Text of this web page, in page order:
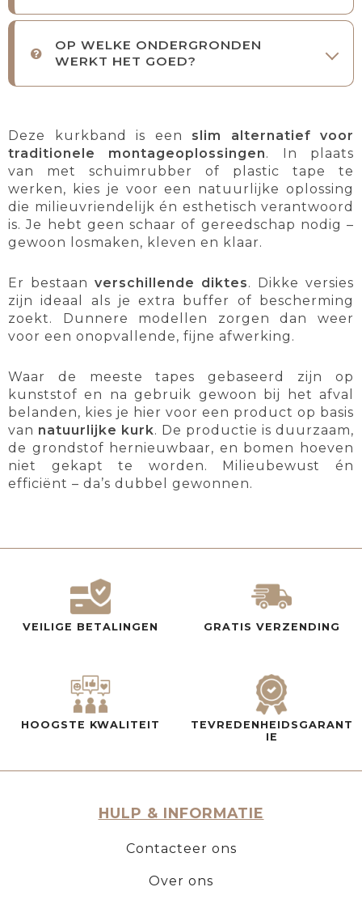
OP WELKE ONDERGRONDEN
WERKT HET GOED?
Deze kurkband is een slim alternatief voor
traditionele montageoplossingen. In plaats
van met schuimrubber of plastic tape te
werken, kies je voor een natuurlijke oplossing
die milieuvriendelijk én esthetisch verantwoord
is. Je hebt geen schaar of gereedschap nodig –
gewoon losmaken, kleven en klaar.
Er bestaan verschillende diktes. Dikke versies
zijn ideaal als je extra buffer of bescherming
zoekt. Dunnere modellen zorgen dan weer
voor een onopvallende, fijne afwerking.
Waar de meeste tapes gebaseerd zijn op
kunststof en na gebruik gewoon bij het afval
belanden, kies je hier voor een product op basis
van natuurlijke kurk. De productie is duurzaam,
de grondstof hernieuwbaar, en bomen hoeven
niet gekapt te worden. Milieubewust én
efficiënt – da’s dubbel gewonnen.
VEILIGE BETALINGEN GRATIS VERZENDING
HOOGSTE KWALITEIT
TEVREDENHEIDSGARANT
IE
HULP & INFORMATIE
Contacteer ons
Over ons